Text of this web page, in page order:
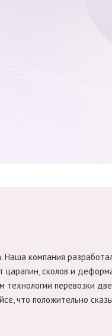
Наша компания
сколов и
перевозки
что положительно